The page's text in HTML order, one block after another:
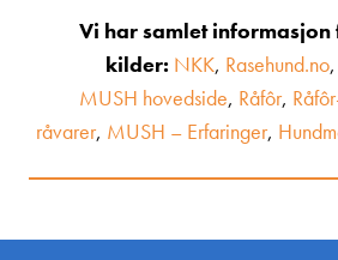
Vi har samlet
kilder: NKK, Rasehund.no,
MUSH hovedside, Råfôr,
råvarer, MUSH – Erfaringer,